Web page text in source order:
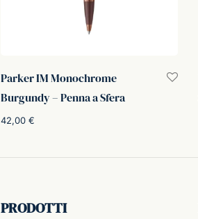
Parker IM Monochrome
Burgundy – Penna a Sfera
42,00 €
PRODOTTI